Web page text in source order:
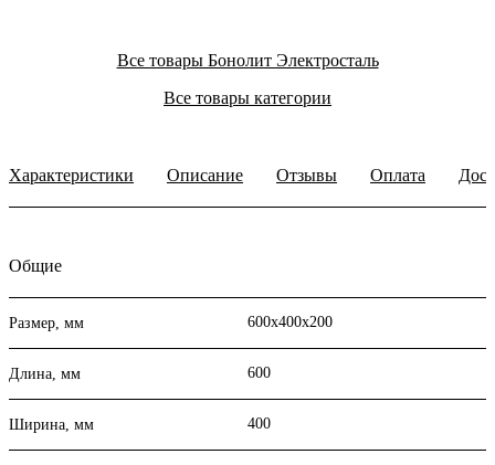
Все товары Бонолит Электросталь
Все товары категории
Характеристики Описание Отзывы Оплата
Общие
Размер, мм 600х400х200
Длина, мм 600
Ширина, мм 400